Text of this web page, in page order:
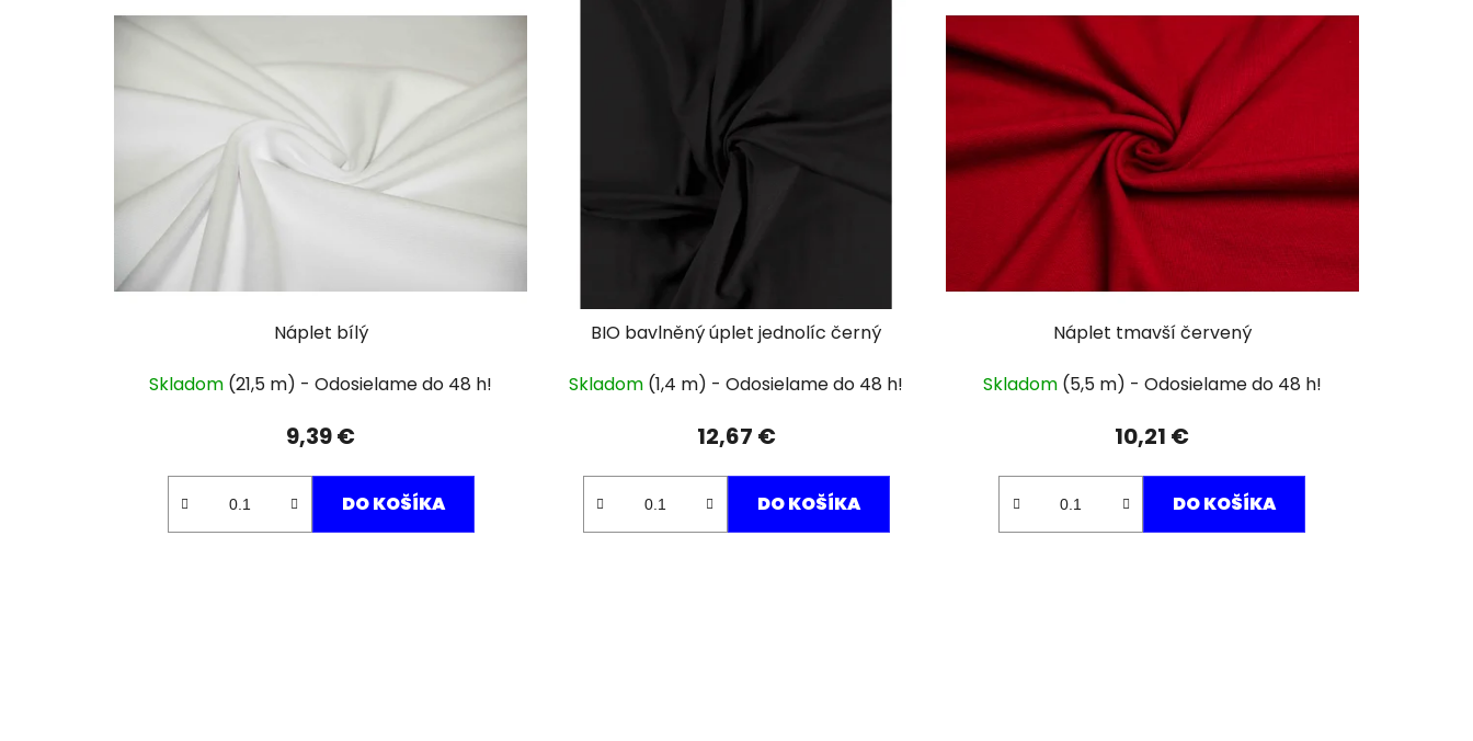
Náplet bílý
Skladom (21,5 m)
9,39 €
DO KOŠÍKA
BIO bavlněný úplet jednolíc černý
Skladom (1,4 m)
12,67 €
DO KOŠÍKA
Náplet tmavší červený
Skladom (5,5 m)
10,21 €
DO KOŠÍKA